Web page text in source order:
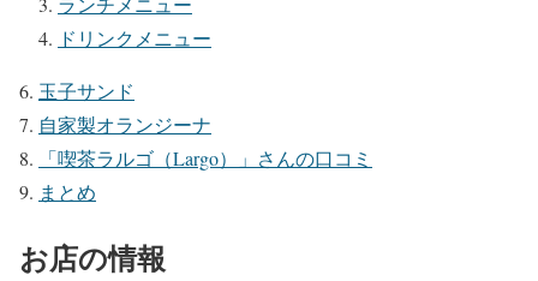
ドリンクメニュー
玉子サンド
自家製オランジーナ
「喫茶ラルゴ（Largo）」さんの口コミ
まとめ
お店の情報